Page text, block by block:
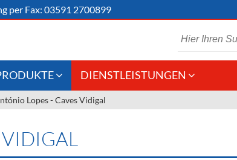
per Fax: 03591 2700899
Gastronomie
DIENSTLEISTUNGEN
Kommisionskauf &
Fremddienstleistungen
Lopes - Caves Vidigal